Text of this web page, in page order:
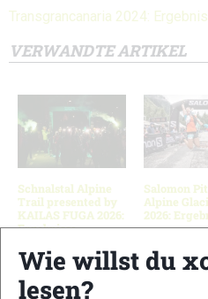
Transgrancanaria 2024:
VERWANDTE ARTIKEL
Schnalstal Alpine
Trail presented by
KAILAS FUGA 2026:
Ergebnisse
Salomon
Alpine
2026:
Wie willst du
lesen?